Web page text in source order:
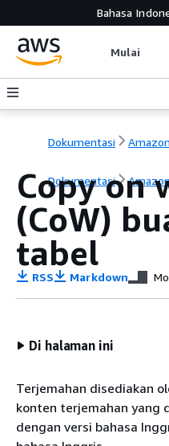
Bahasa
Mulai
Dokumentasi
Dokumentasi
Copy on
(CoW)
tabel
RSS Markdown
Di halaman ini
Terjemahan disediakan
konten terjemahan yang
dengan versi bahasa